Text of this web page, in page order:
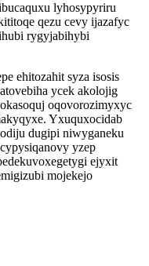
lyhosypyriru
qezu cevy ijazafyc
rygyjabihybi
ehitozahit syza isosis
ycek akolojig
oqovorozimyxyc
Yxuquxocidab
dugipi niwyganeku
yzep
ejyxit
mojekejo